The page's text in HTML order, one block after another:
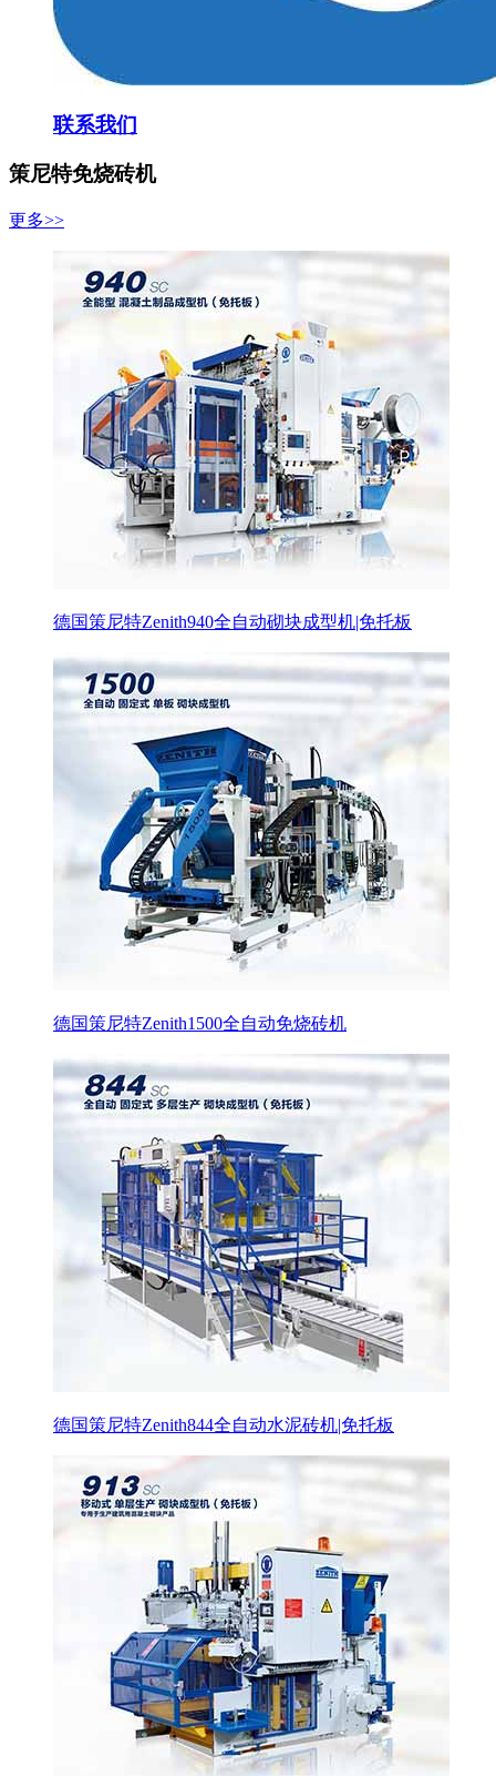
联系我们
策尼特免烧砖机
更多>>
德国策尼特Zenith940全自动砌块成型机|免托板
德国策尼特Zenith1500全自动免烧砖机
德国策尼特Zenith844全自动水泥砖机|免托板